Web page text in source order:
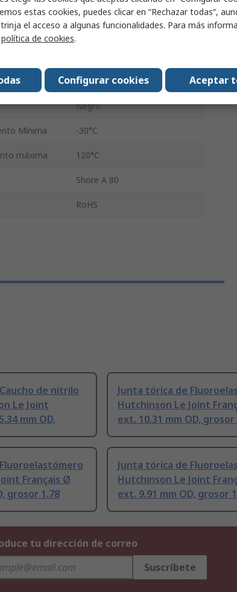
Caucho
1.78mm
1.78mm
Negro
Mínima -30°C
máxima 120°C
Shore A 80
RoHS
de nitrilo
Le Joint
mm OD,
Junta tórica de
Hutchinson Le Joint
ext. 10.31 mm OD, grosor
Français Ø
grosor 1.78
Junta tórica de
Hutchinson Le Joint
ext. 9.91 mm OD, grosor
tu dirección de correo
Suscríbete
estas cookies, puedes clicar en “Rechazar todas”,
el acceso a algunas funcionalidades. Para más
política de cookies.
Aceptar
Configurar cookies